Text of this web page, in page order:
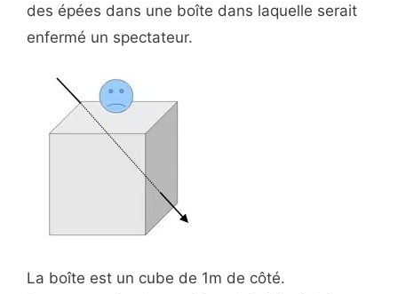
des épées dans une boîte dans laquelle serait
enfermé un spectateur.
La boîte est un cube de 1m de côté.